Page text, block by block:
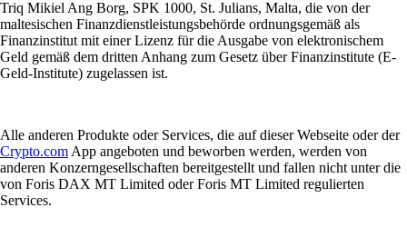
Triq Mikiel Ang Borg, SPK 1000, St. Julians, Malta, die von der
maltesischen Finanzdienstleistungsbehörde ordnungsgemäß als
Finanzinstitut mit einer Lizenz für die Ausgabe von elektronischem
Geld gemäß dem dritten Anhang zum Gesetz über Finanzinstitute (E-
Geld-Institute) zugelassen ist.
Alle anderen Produkte oder Services, die auf dieser Webseite oder der
Crypto.com App angeboten und beworben werden, werden von
anderen Konzerngesellschaften bereitgestellt und fallen nicht unter die
von Foris DAX MT Limited oder Foris MT Limited regulierten
Services.